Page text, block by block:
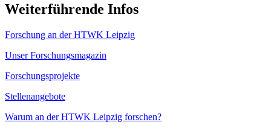
Weiterführende Infos
Forschung an der HTWK Leipzig
Unser Forschungsmagazin
Forschungsprojekte
Stellenangebote
Warum an der HTWK Leipzig forschen?